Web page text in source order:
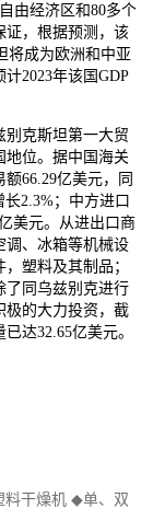
由经济区和80多个
证，根据预测，该
将成为欧洲和中亚
计2023年该国 GDP
别克斯坦第一大贸
地位。据中国海关
额66.29亿美元，同
长2.3%；中方进口
美元。从进出口商
调、冰箱等机械设
塑料及其制品；
了同乌兹别克进行
极的大力投资，截
已达32.65亿美元。
料干燥机 ◆单、双